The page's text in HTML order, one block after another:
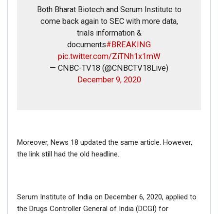
Both Bharat Biotech and Serum Institute to
come back again to SEC with more data,
trials information &
documents#BREAKING
pic.twitter.com/ZiTNh1x1mW
— CNBC-TV18 (@CNBCTV18Live)
December 9, 2020
Moreover, News 18 updated the same article. However,
the link still had the old headline.
Serum Institute of India on December 6, 2020, applied to
the Drugs Controller General of India (DCGI) for